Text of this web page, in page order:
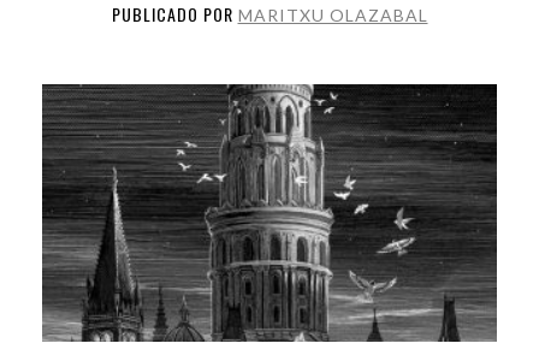
PUBLICADO POR MARITXU OLAZABAL